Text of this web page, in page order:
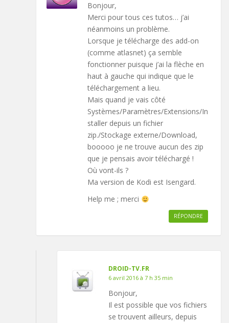
Bonjour,
Merci pour tous ces tutos… j’ai
néanmoins un problème.
Lorsque je télécharge des add-on
(comme atlasnet) ça semble
fonctionner puisque j’ai la flèche en
haut à gauche qui indique que le
téléchargement a lieu.
Mais quand je vais côté
Systèmes/Paramètres/Extensions/In
staller depuis un fichier
zip./Stockage externe/Download,
booooo je ne trouve aucun des zip
que je pensais avoir téléchargé !
Où vont-ils ?
Ma version de Kodi est Isengard.
Help me ; merci
RÉPONDRE
DROID-TV.FR
6 avril 2016 à 7 h 35 min
Bonjour,
Il est possible que vos fichiers
se trouvent ailleurs, depuis